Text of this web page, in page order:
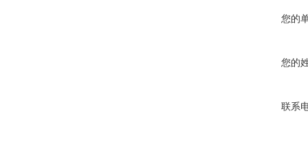
您的
您的
联系